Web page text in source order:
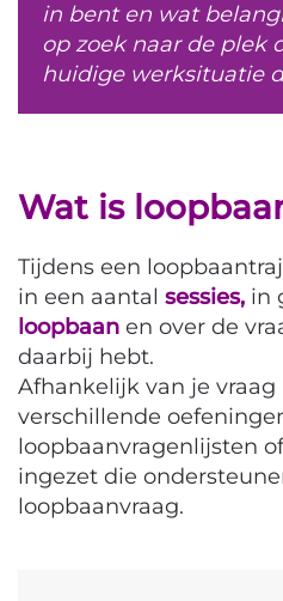
in bent en wat
op zoek naar de plek
huidige werksituatie
Wat is
Tijdens een
in een aantal sessies, in
loopbaan en over de
daarbij hebt.
Afhankelijk van je
verschillende
loopbaanvragenlijsten
ingezet die
loopbaanvraag.